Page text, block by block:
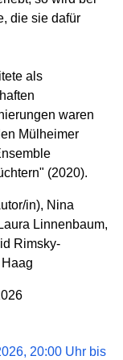
die sie dafür
als
waren
Mülheimer
(2020).
in), Nina
Linnenbaum,
Rimsky-
20:00 Uhr bis